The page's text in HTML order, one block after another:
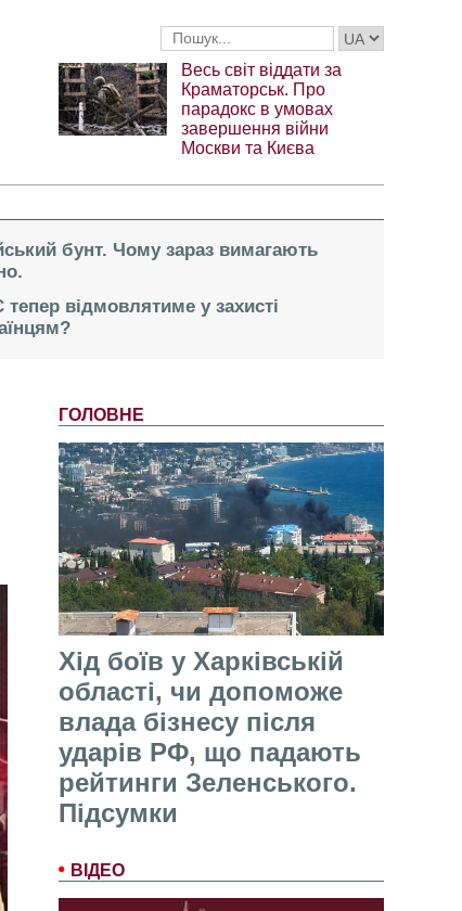
Весь світ віддати за
Краматорськ. Про
парадокс в умовах
завершення війни
Москви та Києва
бунт. Чому зараз вимагають
відмовлятиме у захисті
ГОЛОВНЕ
Хід боїв у Харківській
області, чи допоможе
влада бізнесу після
ударів РФ, що падають
рейтинги Зеленського.
Підсумки
ВІДЕО